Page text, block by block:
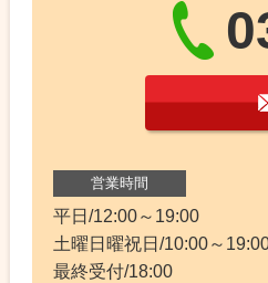
営業時間
平日/12:00～19:00
土曜日曜祝日/10:00～
最終受付/18:00